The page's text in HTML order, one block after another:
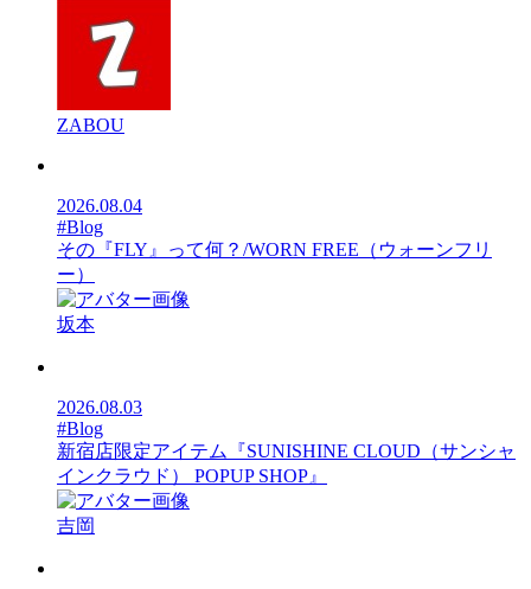
ZABOU
2026.08.04
#Blog
その『FLY』って何？/WORN FREE（ウォーンフリ
ー）
坂本
2026.08.03
#Blog
新宿店限定アイテム『SUNISHINE CLOUD（サンシャ
インクラウド） POPUP SHOP』
吉岡